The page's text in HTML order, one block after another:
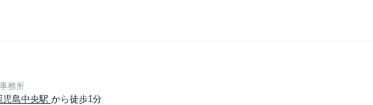
務所
児島中央駅 から徒歩1分